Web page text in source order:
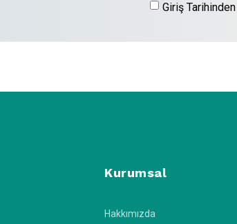
Giriş
Kurumsal
Hakkımızda